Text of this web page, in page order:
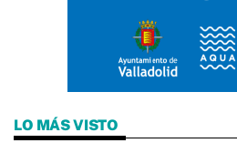
LO MÁS VISTO